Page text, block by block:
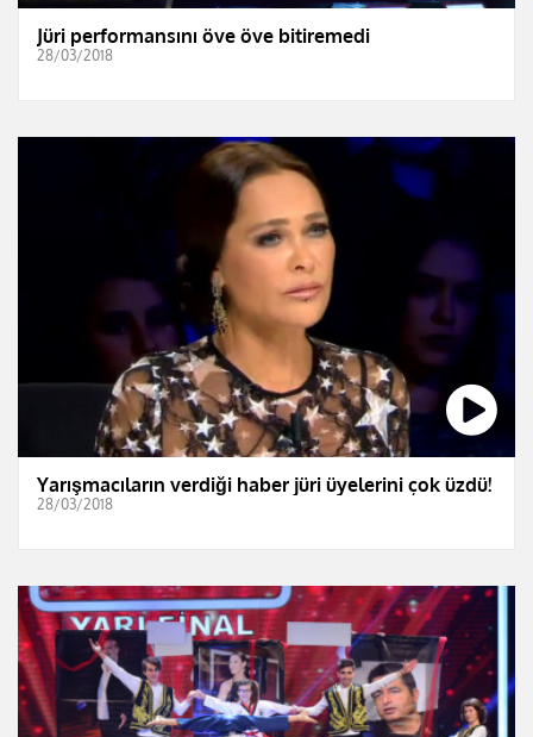
Jüri performansını öve öve bitiremedi
28/03/2018
Yarışmacıların verdiği haber jüri üyelerini çok üzdü!
28/03/2018